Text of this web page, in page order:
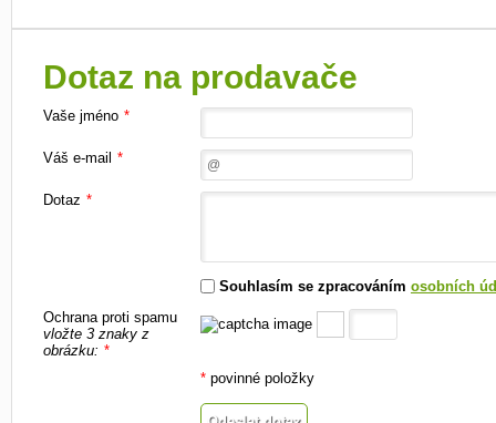
Dotaz na prodavače
Vaše jméno *
Váš e-mail *
Dotaz *
Souhlasím se zpracováním osobních
Ochrana proti spamu
vložte 3 znaky z
obrázku: *
* povinné položky